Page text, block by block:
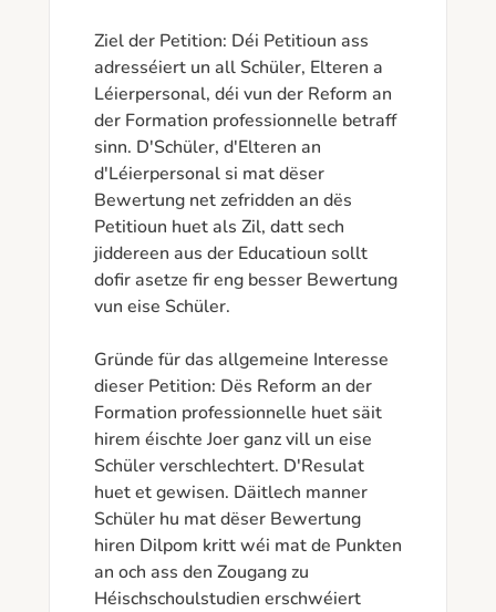
Ziel der Petition: Déi Petitioun ass
adresséiert un all Schüler, Elteren a
Léierpersonal, déi vun der Reform an
der Formation professionnelle betraff
sinn. D'Schüler, d'Elteren an
d'Léierpersonal si mat dëser
Bewertung net zefridden an dës
Petitioun huet als Zil, datt sech
jiddereen aus der Educatioun sollt
dofir asetze fir eng besser Bewertung
vun eise Schüler.
Gründe für das allgemeine Interesse
dieser Petition: Dës Reform an der
Formation professionnelle huet säit
hirem éischte Joer ganz vill un eise
Schüler verschlechtert. D'Resulat
huet et gewisen. Däitlech manner
Schüler hu mat dëser Bewertung
hiren Dilpom kritt wéi mat de Punkten
an och ass den Zougang zu
Héischschoulstudien erschwéiert